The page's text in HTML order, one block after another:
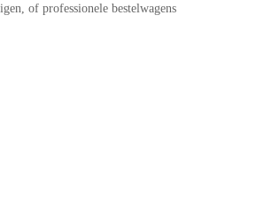
of professionele bestelwagens